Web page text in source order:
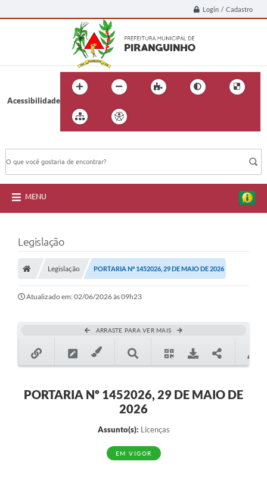
Login / Cadastro
Acessibilidade
MENU
Legislação
Legislação PORTARIA Nº 1452026, 29 DE MAIO DE 2026
Atualizado em: 02/06/2026 às 09h23
ARRASTE PARA VER MAIS
PORTARIA Nº 1452026, 29 DE MAIO DE
2026
Assunto(s): Licenças
EM VIGOR